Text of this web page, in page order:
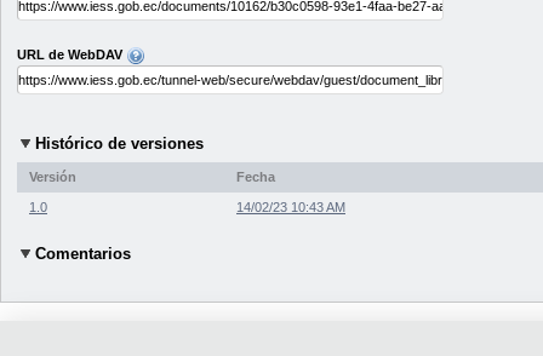
URL de WebDAV
Histórico de versiones
Versión Fecha
1.0 14/02/23 10:43 AM
Comentarios